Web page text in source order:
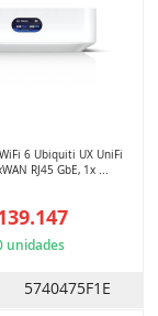
6 Ubiquiti UX UniFi
RJ45 GbE, 1x ...
unidades
5740475F1E